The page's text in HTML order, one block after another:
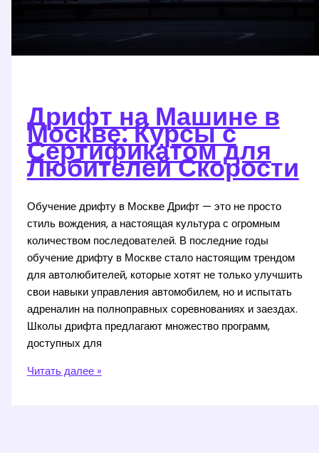
Дрифт на Машине в
Москве: Курсы с
Сертификатом для
Любителей Скорости
Обучение дрифту в Москве Дрифт — это не просто
стиль вождения, а настоящая культура с огромным
количеством последователей. В последние годы
обучение дрифту в Москве стало настоящим трендом
для автолюбителей, которые хотят не только улучшить
свои навыки управления автомобилем, но и испытать
адреналин на полноправных соревнованиях и заездах.
Школы дрифта предлагают множество программ,
доступных для
Дрифт
Читать далее »